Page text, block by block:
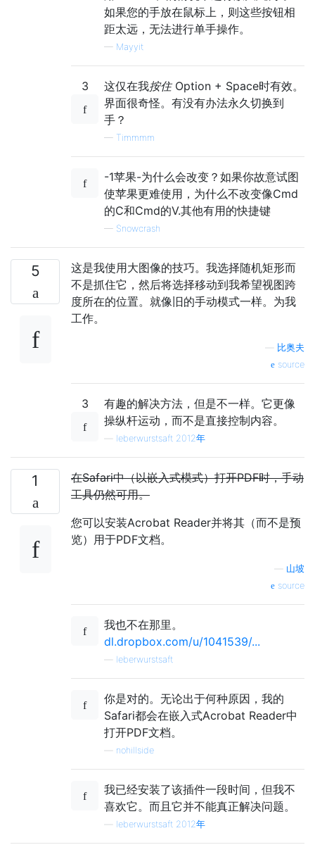
如果您的手放在鼠标上，则这些按钮相
距太远，无法进行单手操作。
— Mayyit
3 这仅在我按住Option + Space时有效。
界面很奇怪。有没有办法永久切换到
手？
— Timmmm
-1苹果-为什么会改变？如果你故意试图
使苹果更难使用，为什么不改变像Cmd
的C和Cmd的V.其他有用的快捷键
— Snowcrash
5
这是我使用大图像的技巧。我选择随机矩形而
不是抓住它，然后将选择移动到我希望视图跨
度所在的位置。就像旧的手动模式一样。为我
工作。
比奥夫
source
3
有趣的解决方法，但是不一样。它更像
操纵杆运动，而不是直接控制内容。
leberwurstsaft 2012年
1
在Safari中（以嵌入式模式）打开PDF时，手动
工具仍然可用。
您可以安装Acrobat Reader并将其（而不是预
览）用于PDF文档。
山坡
source
我也不在那里。
dl.dropbox.com/u/1041539/...
leberwurstsaft
你是对的。无论出于何种原因，我的
Safari都会在嵌入式Acrobat Reader中
打开PDF文档。
nohillside
我已经安装了该插件一段时间，但我不
喜欢它。而且它并不能真正解决问题。
leberwurstsaft 2012年